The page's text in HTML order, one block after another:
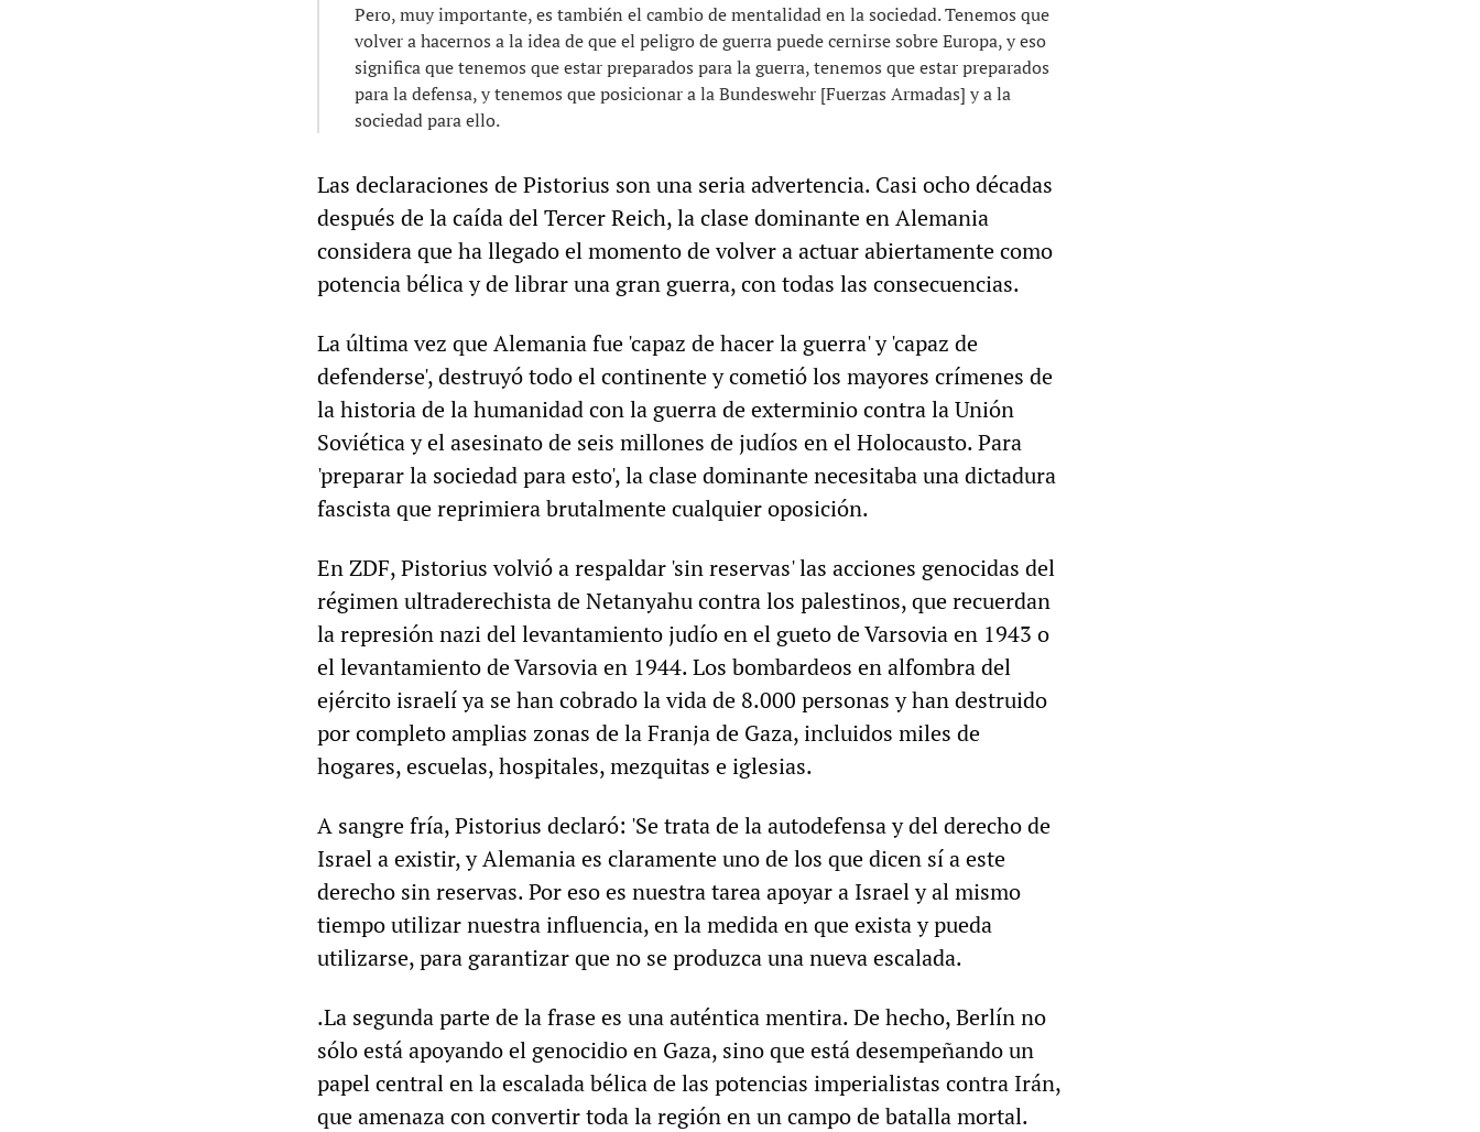
Pero, muy importante, es también el cambio de mentalidad en la sociedad. Tenemos que
volver a hacernos a la idea de que el peligro de guerra puede cernirse sobre Europa, y eso
significa que tenemos que estar preparados para la guerra, tenemos que estar preparados
para la defensa, y tenemos que posicionar a la Bundeswehr [Fuerzas Armadas] y a la
sociedad para ello.
Las declaraciones de Pistorius son una seria advertencia. Casi ocho décadas
después de la caída del Tercer Reich, la clase dominante en Alemania
considera que ha llegado el momento de volver a actuar abiertamente como
potencia bélica y de librar una gran guerra, con todas las consecuencias.
La última vez que Alemania fue 'capaz de hacer la guerra' y 'capaz de
defenderse', destruyó todo el continente y cometió los mayores crímenes de
la historia de la humanidad con la guerra de exterminio contra la Unión
Soviética y el asesinato de seis millones de judíos en el Holocausto. Para
'preparar la sociedad para esto', la clase dominante necesitaba una dictadura
fascista que reprimiera brutalmente cualquier oposición.
En ZDF, Pistorius volvió a respaldar 'sin reservas' las acciones genocidas del
régimen ultraderechista de Netanyahu contra los palestinos, que recuerdan
la represión nazi del levantamiento judío en el gueto de Varsovia en 1943 o
el levantamiento de Varsovia en 1944. Los bombardeos en alfombra del
ejército israelí ya se han cobrado la vida de 8.000 personas y han destruido
por completo amplias zonas de la Franja de Gaza, incluidos miles de
hogares, escuelas, hospitales, mezquitas e iglesias.
A sangre fría, Pistorius declaró: 'Se trata de la autodefensa y del derecho de
Israel a existir, y Alemania es claramente uno de los que dicen sí a este
derecho sin reservas. Por eso es nuestra tarea apoyar a Israel y al mismo
tiempo utilizar nuestra influencia, en la medida en que exista y pueda
utilizarse, para garantizar que no se produzca una nueva escalada.
.La segunda parte de la frase es una auténtica mentira. De hecho, Berlín no
sólo está apoyando el genocidio en Gaza, sino que está desempeñando un
papel central en la escalada bélica de las potencias imperialistas contra Irán,
que amenaza con convertir toda la región en un campo de batalla mortal.